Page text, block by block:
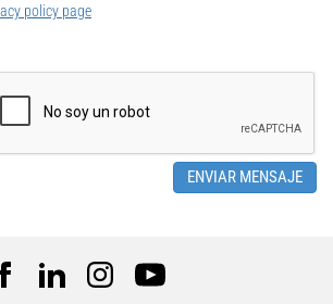
policy page
ENVIAR MENSAJE